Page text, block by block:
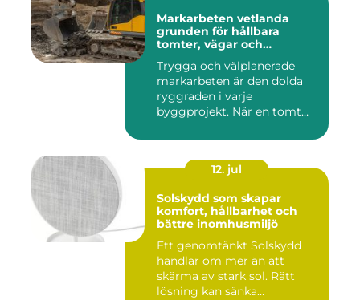
Markarbeten vetlanda
grunden för hållbara
tomter, vägar och
Trygga och välplanerade
markarbeten är den dolda
ryggraden i varje
byggprojekt. När en tomt
12. jul
Solskydd som skapar
komfort, hållbarhet och
bättre inomhusmiljö
Ett genomtänkt Solskydd
handlar om mer än att
skärma av stark sol. Rätt
lösning kan sänka